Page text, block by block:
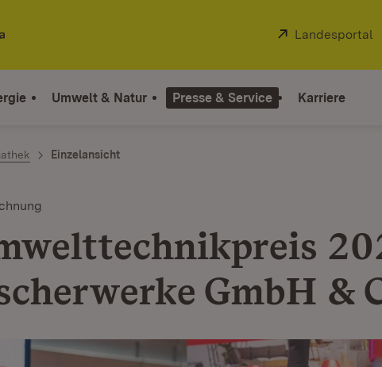
Extern:
Landesportal
Umwelt & Natur Presse & Service Karriere
Einzelansicht
GmbH &